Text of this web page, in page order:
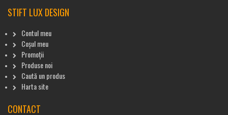
STIFT LUX DESIGN
Contul meu
Coșul meu
Promoții
Produse noi
Caută un produs
Harta site
CONTACT